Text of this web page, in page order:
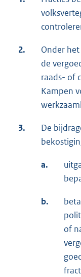
2.
Onder
de
raads- of
Kampen
3.
De
a.
b.
of